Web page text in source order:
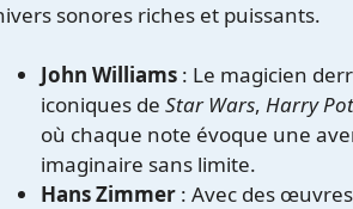
sonores riches et puissants.
John Williams : Le magicien
iconiques de Star Wars, Harry
où chaque note évoque une
imaginaire sans limite.
Hans Zimmer : Avec des